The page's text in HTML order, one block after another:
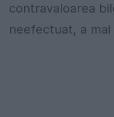
contravaloarea
neefectuat, a